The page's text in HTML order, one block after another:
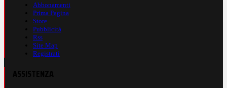
Abbonamenti
Prima Pagina
Store
Pubblicità
Rss
Site Map
Registrati